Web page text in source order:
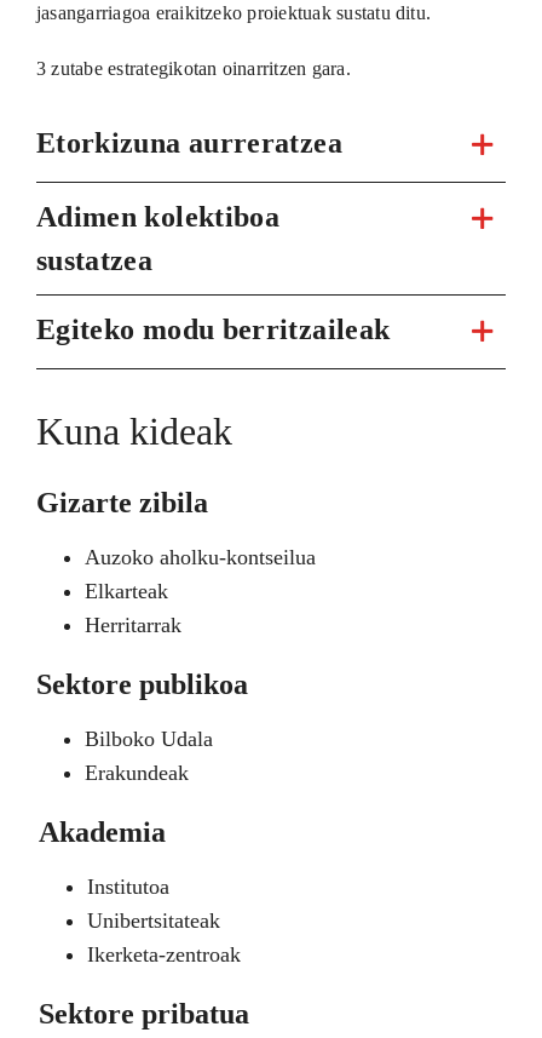
jasangarriagoa eraikitzeko proiektuak sustatu ditu.
3 zutabe estrategikotan oinarritzen gara.
Etorkizuna aurreratzea
Adimen kolektiboa
sustatzea
Egiteko modu berritzaileak
Kuna kideak
Gizarte zibila
Auzoko aholku-kontseilua
Elkarteak
Herritarrak
Sektore publikoa
Bilboko Udala
Erakundeak
Akademia
Institutoa
Unibertsitateak
Ikerketa-zentroak
Sektore pribatua